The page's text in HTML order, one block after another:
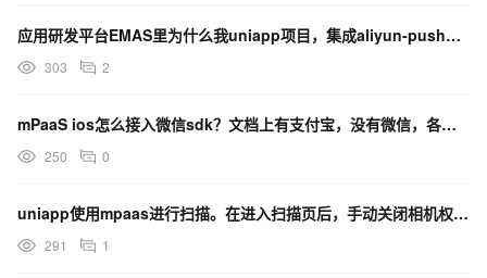
应用研发平台EMAS里为什么我uniapp项目，集成aliyun-push插件后，出错了 为什么？
303 2
mPaaS ios怎么接入微信sdk？文档上有支付宝，没有微信，各位都怎么解决的？
250 0
uniapp使用mpaas进行扫描。在进入扫描页后，手动关闭相机权限。这是申请权限如何进行目的说明？
291 1